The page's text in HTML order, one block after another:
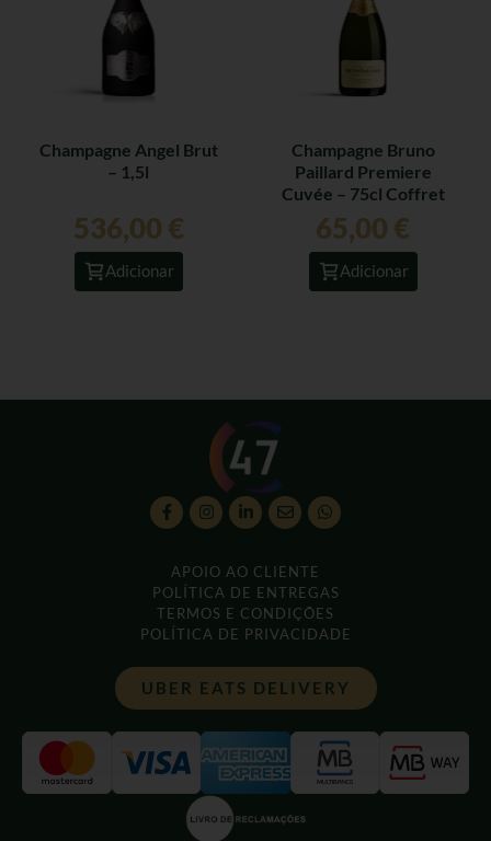
Champagne Angel Brut
– 1,5l
536,00 €
Adicionar
Champagne Bruno
Paillard Premiere
Cuvée – 75cl Coffret
65,00 €
Adicionar
APOIO AO CLIENTE
POLÍTICA DE ENTREGAS
TERMOS E CONDIÇÕES
POLÍTICA DE PRIVACIDADE
UBER EATS DELIVERY